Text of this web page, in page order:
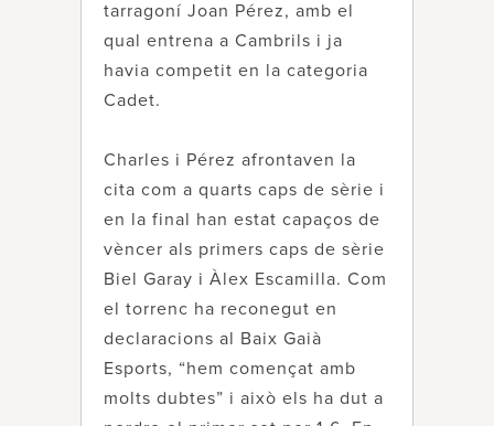
tarragoní Joan Pérez, amb el
qual entrena a Cambrils i ja
havia competit en la categoria
Cadet.
Charles i Pérez afrontaven la
cita com a quarts caps de sèrie i
en la final han estat capaços de
vèncer als primers caps de sèrie
Biel Garay i Àlex Escamilla. Com
el torrenc ha reconegut en
declaracions al Baix Gaià
Esports, “hem començat amb
molts dubtes” i això els ha dut a